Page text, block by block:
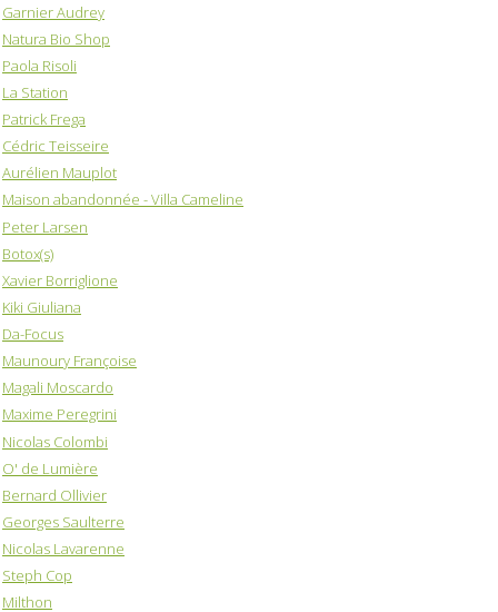
Garnier Audrey
Natura Bio Shop
Paola Risoli
La Station
Patrick Frega
Cédric Teisseire
Aurélien Mauplot
Maison abandonnée - Villa Cameline
Peter Larsen
Botox(s)
Xavier Borriglione
Kiki Giuliana
Da-Focus
Maunoury Françoise
Magali Moscardo
Maxime Peregrini
Nicolas Colombi
O' de Lumière
Bernard Ollivier
Georges Saulterre
Nicolas Lavarenne
Steph Cop
Milthon